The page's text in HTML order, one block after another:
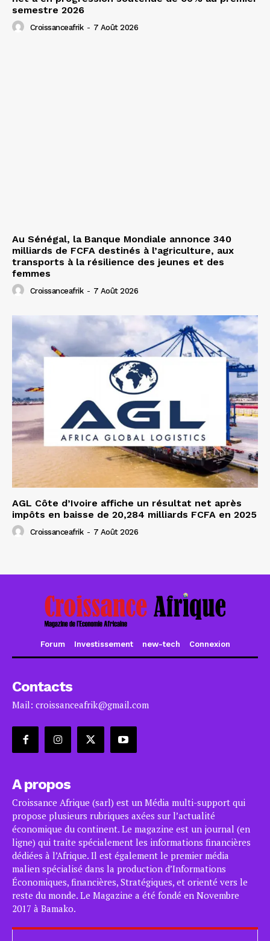
semestre 2026
Croissanceafrik - 7 Août 2026
Au Sénégal, la Banque Mondiale annonce 340
milliards de FCFA destinés à l’agriculture, aux
transports à la résilience des jeunes et des
femmes
Croissanceafrik - 7 Août 2026
AGL Côte d’Ivoire affiche un résultat net après
impôts en baisse de 20,284 milliards FCFA en 2025
Croissanceafrik - 7 Août 2026
Forum Investissement new-tech Connexion
Contacts
Mail: croissanceafrik@gmail.com
A propos
Croissance Afrique (sarl) est un Média multi-support qui
propose plusieurs rubriques axées sur l’actualité
économique du continent. Le magazine est un journal (en
ligne) qui traite spécialement les informations financières
dédiées à l’Afrique. Il est également le premier média
malien spécialisé dans la production d’Informations
Économiques, financières, Stratégiques, et orienté vers le
reste du monde. Le Magazine a été fondé en Novembre
2017 à Bamako.